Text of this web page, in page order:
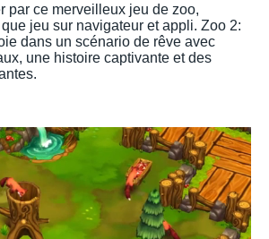
par ce merveilleux jeu de zoo,
jeu sur navigateur et appli. Zoo 2:
dans un scénario de rêve avec
une histoire captivante et des